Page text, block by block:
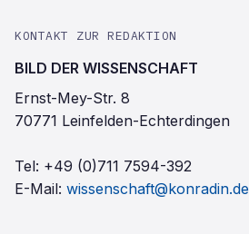
KONTAKT ZUR REDAKTION
BILD DER WISSENSCHAFT
Ernst-Mey-Str. 8
70771 Leinfelden-Echterdingen
Tel: +49 (0)711 7594-392
E-Mail: wissenschaft@konradin.de